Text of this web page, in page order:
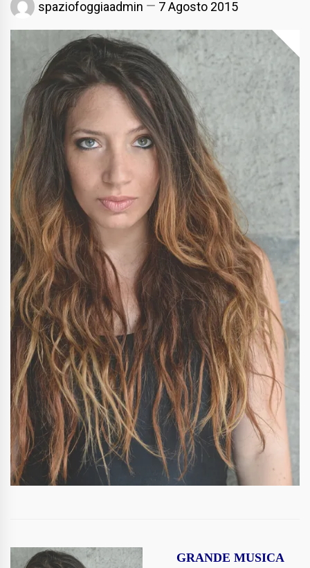
spaziofoggiaadmin 7 Agosto 2015
GRANDE MUSICA